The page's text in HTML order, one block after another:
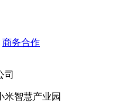
商务合作
司
米智慧产业园